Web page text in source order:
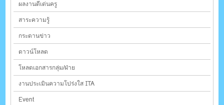
ผลงานดีเด่นครู
สาระความรู้
กระดานข่าว
ดาวน์โหลด
โหลดเอกสารกลุ่ม/ฝ่าย
งานประเมินความโปร่งใส ITA
Event